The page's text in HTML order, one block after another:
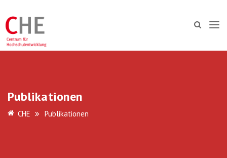
Publikationen
CHE Publikationen